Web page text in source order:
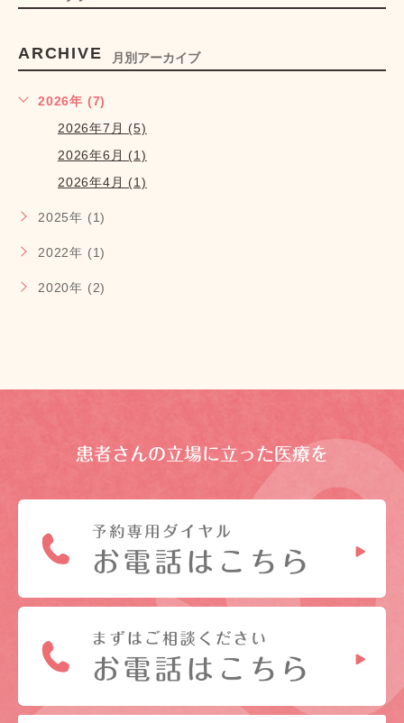
ARCHIVE 月別アーカイブ
2026年 (7)
2026年7月 (5)
2026年6月 (1)
2026年4月 (1)
2025年 (1)
2022年 (1)
2020年 (2)
患者さんの立場に立った医療を